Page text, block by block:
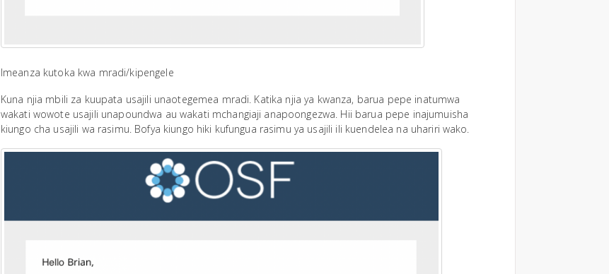
Imeanza kutoka kwa mradi/kipengele
Kuna njia mbili za kuupata usajili unaotegemea mradi. Katika njia ya kwanza, barua pepe inatumwa
wakati wowote usajili unapoundwa au wakati mchangiaji anapoongezwa. Hii barua pepe inajumuisha
kiungo cha usajili wa rasimu. Bofya kiungo hiki kufungua rasimu ya usajili ili kuendelea na uhariri wako.